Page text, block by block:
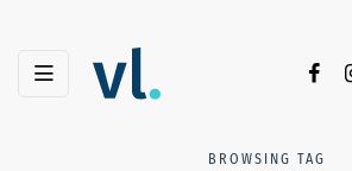
BROWSING TAG